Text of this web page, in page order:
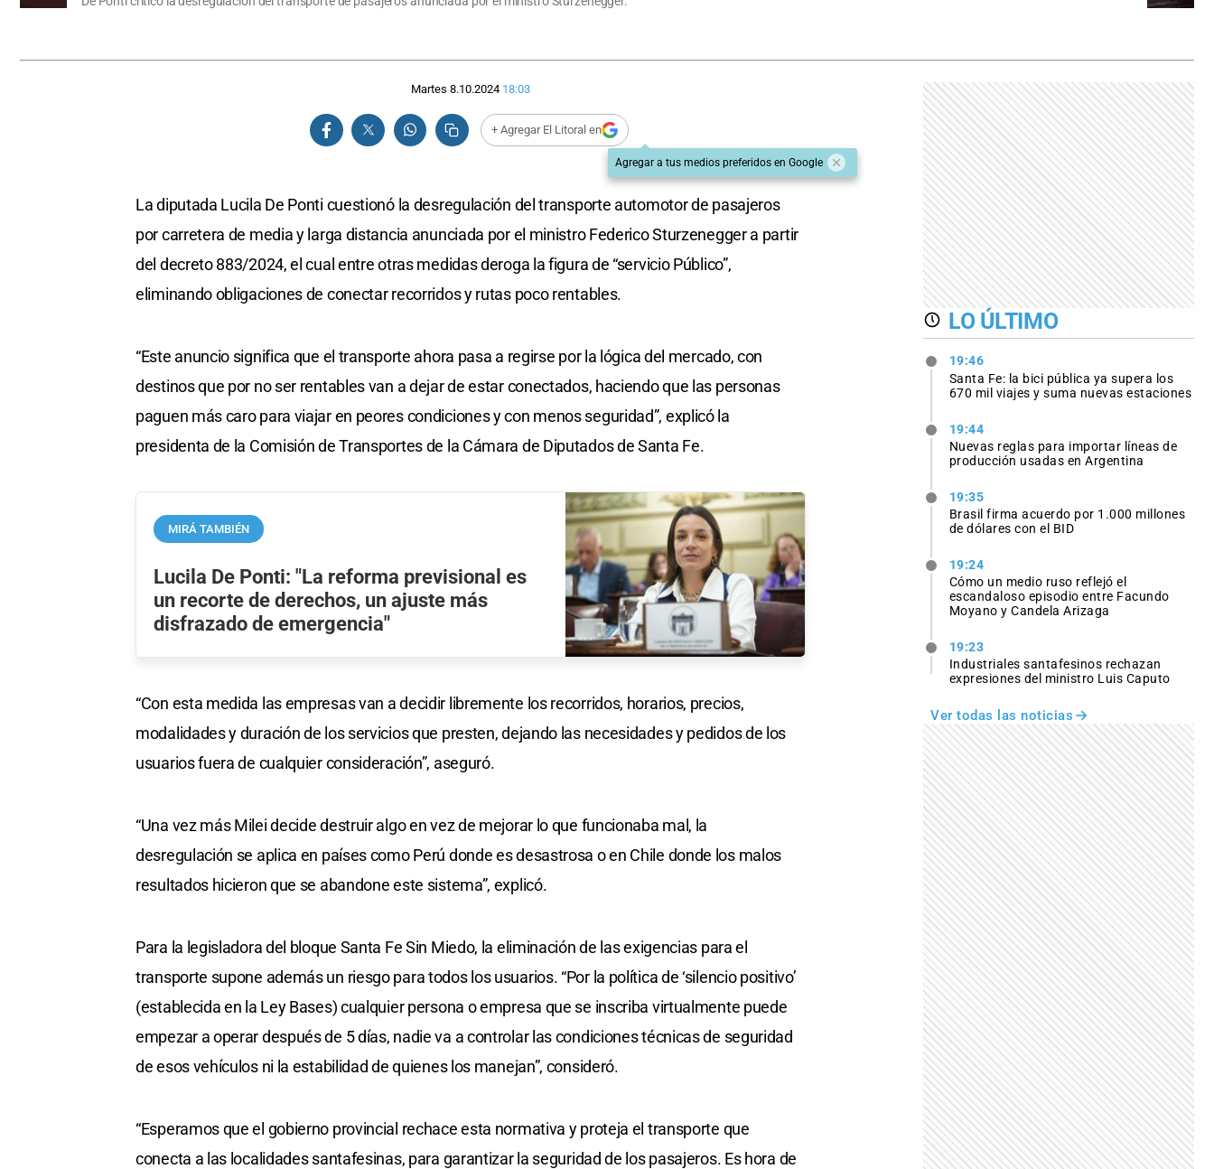
Martes 8.10.2024 18:03
+ Agregar El Litoral en
Agregar a tus medios preferidos en Google
La diputada Lucila De Ponti cuestionó la desregulación del transporte automotor de pasajeros
por carretera de media y larga distancia anunciada por el ministro Federico Sturzenegger a partir
del decreto 883/2024, el cual entre otras medidas deroga la figura de “servicio Público”,
eliminando obligaciones de conectar recorridos y rutas poco rentables.
“Este anuncio significa que el transporte ahora pasa a regirse por la lógica del mercado, con
destinos que por no ser rentables van a dejar de estar conectados, haciendo que las personas
paguen más caro para viajar en peores condiciones y con menos seguridad”, explicó la
presidenta de la Comisión de Transportes de la Cámara de Diputados de Santa Fe.
MIRÁ TAMBIÉN
Lucila De Ponti: "La reforma previsional es
un recorte de derechos, un ajuste más
disfrazado de emergencia"
“Con esta medida las empresas van a decidir libremente los recorridos, horarios, precios,
modalidades y duración de los servicios que presten, dejando las necesidades y pedidos de los
usuarios fuera de cualquier consideración”, aseguró.
“Una vez más Milei decide destruir algo en vez de mejorar lo que funcionaba mal, la
desregulación se aplica en países como Perú donde es desastrosa o en Chile donde los malos
resultados hicieron que se abandone este sistema”, explicó.
Para la legisladora del bloque Santa Fe Sin Miedo, la eliminación de las exigencias para el
transporte supone además un riesgo para todos los usuarios. “Por la política de ‘silencio positivo’
(establecida en la Ley Bases) cualquier persona o empresa que se inscriba virtualmente puede
empezar a operar después de 5 días, nadie va a controlar las condiciones técnicas de seguridad
de esos vehículos ni la estabilidad de quienes los manejan”, consideró.
“Esperamos que el gobierno provincial rechace esta normativa y proteja el transporte que
conecta a las localidades santafesinas, para garantizar la seguridad de los pasajeros. Es hora de
LO ÚLTIMO
19:46
Santa Fe: la bici pública ya supera los
670 mil viajes y suma nuevas estaciones
19:44
Nuevas reglas para importar líneas de
producción usadas en Argentina
19:35
Brasil firma acuerdo por 1.000 millones
de dólares con el BID
19:24
Cómo un medio ruso reflejó el
escandaloso episodio entre Facundo
Moyano y Candela Arizaga
19:23
Industriales santafesinos rechazan
expresiones del ministro Luis Caputo
Ver todas las noticias